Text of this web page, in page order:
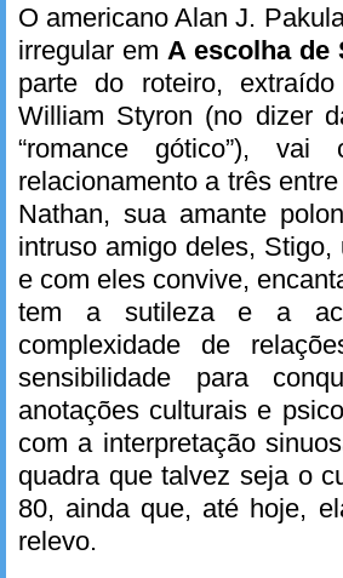
O americano Alan J.
irregular em A escolha de
parte do roteiro,
William Styron (no dizer
“romance gótico”),
relacionamento a três
Nathan, sua amante
intruso amigo deles,
e com eles convive,
tem a sutileza e a
complexidade de
sensibilidade para
anotações culturais e
com a interpretação
quadra que talvez seja o
80, ainda que, até hoje,
relevo.